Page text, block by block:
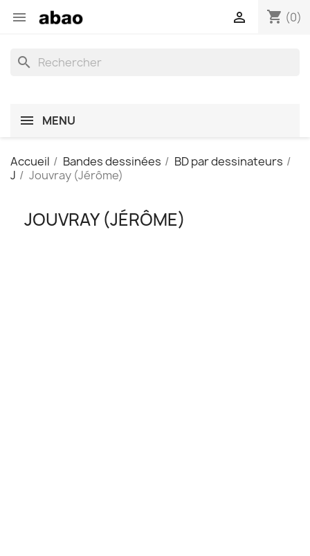
 shopping_cart (0)

search
MENU
Accueil Bandes dessinées
BD par dessinateurs
J
Jouvray (Jérôme)
JOUVRAY (JÉRÔME)